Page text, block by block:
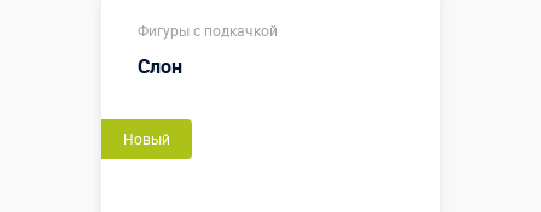
Больше деталей →
Фигуры с подкачкой
Слон
Новый